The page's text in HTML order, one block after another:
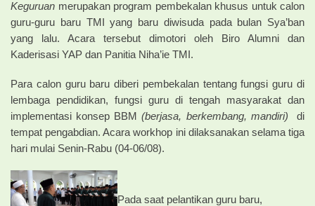
Keguruan merupakan program pembekalan khusus untuk calon
guru-guru baru TMI yang baru diwisuda pada bulan Sya’ban
yang lalu. Acara tersebut dimotori oleh Biro Alumni dan
Kaderisasi YAP dan Panitia Niha’ie TMI.
Para calon guru baru diberi pembekalan tentang fungsi guru di
lembaga pendidikan, fungsi guru di tengah masyarakat dan
implementasi konsep BBM(berjasa, berkembang, mandiri) di
tempat pengabdian. Acara workhop ini dilaksanakan selama tiga
hari mulai Senin-Rabu (04-06/08).
Pada saat pelantikan guru baru,